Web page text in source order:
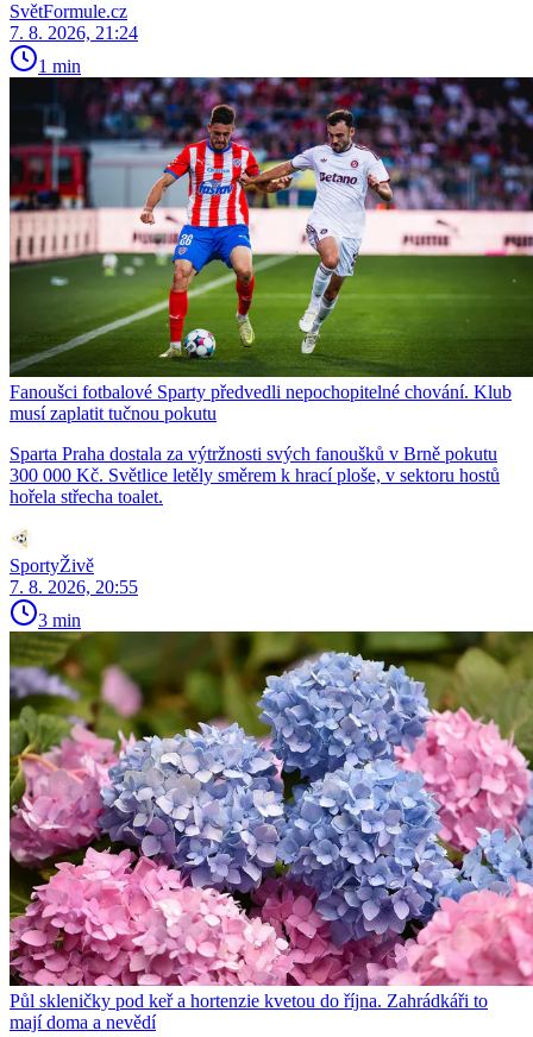
SvětFormule.cz
7. 8. 2026, 21:24
1 min
Fanoušci fotbalové Sparty předvedli nepochopitelné chování. Klub
musí zaplatit tučnou pokutu
Sparta Praha dostala za výtržnosti svých fanoušků v Brně pokutu
300 000 Kč. Světlice letěly směrem k hrací ploše, v sektoru hostů
hořela střecha toalet.
SportyŽivě
7. 8. 2026, 20:55
3 min
Půl skleničky pod keř a hortenzie kvetou do října. Zahrádkáři to
mají doma a nevědí